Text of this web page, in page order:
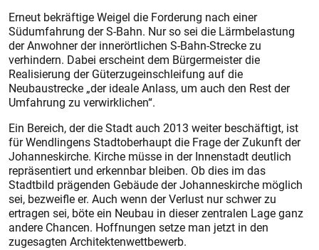
Erneut bekräftige Weigel die Forderung nach einer
Südumfahrung der S-Bahn. Nur so sei die Lärmbelastung
der Anwohner der innerörtlichen S-Bahn-Strecke zu
verhindern. Dabei erscheint dem Bürgermeister die
Realisierung der Güterzugeinschleifung auf die
Neubaustrecke „der ideale Anlass, um auch den Rest der
Umfahrung zu verwirklichen“.
Ein Bereich, der die Stadt auch 2013 weiter beschäftigt, ist
für Wendlingens Stadtoberhaupt die Frage der Zukunft der
Johanneskirche. Kirche müsse in der Innenstadt deutlich
repräsentiert und erkennbar bleiben. Ob dies im das
Stadtbild prägenden Gebäude der Johanneskirche möglich
sei, bezweifle er. Auch wenn der Verlust nur schwer zu
ertragen sei, böte ein Neubau in dieser zentralen Lage ganz
andere Chancen. Hoffnungen setze man jetzt in den
zugesagten Architektenwettbewerb.